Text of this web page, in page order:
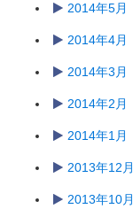
2014年5月
2014年4月
2014年3月
2014年2月
2014年1月
2013年12月
2013年10月